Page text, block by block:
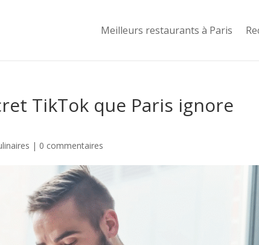
Meilleurs restaurants à Paris
TikTok que Paris ignore
| 0 commentaires